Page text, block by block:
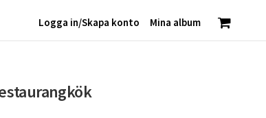
Mina album
Logga in/Skapa konto